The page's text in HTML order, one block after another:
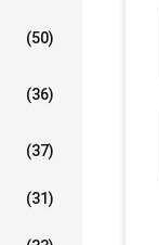
(50)
(36)
(37)
(31)